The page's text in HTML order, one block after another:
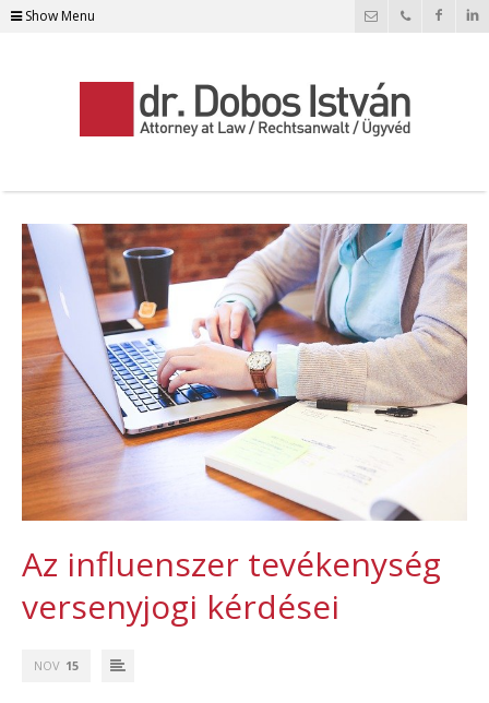
Show Menu
Az influenszer tevékenység
versenyjogi kérdései
NOV 15